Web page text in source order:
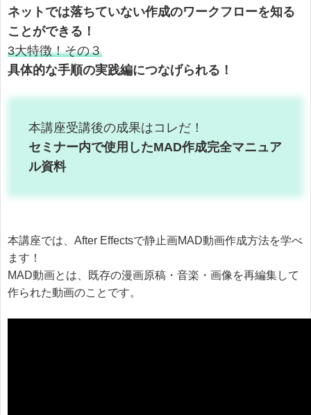
ネットでは落ちていない作成のワークフローを知る
ことができる！
3大特徴！その３
具体的な手順の実践編につなげられる！
本講座受講後の成果はコレだ！
セミナー内で使用したMAD作成完全マニュア
ル資料
本講座では、After Effectsで静止画MAD動画作成方法を学べ
ます！
MAD動画とは、既存の漫画原稿・音楽・画像を再編集して
作られた動画のことです。